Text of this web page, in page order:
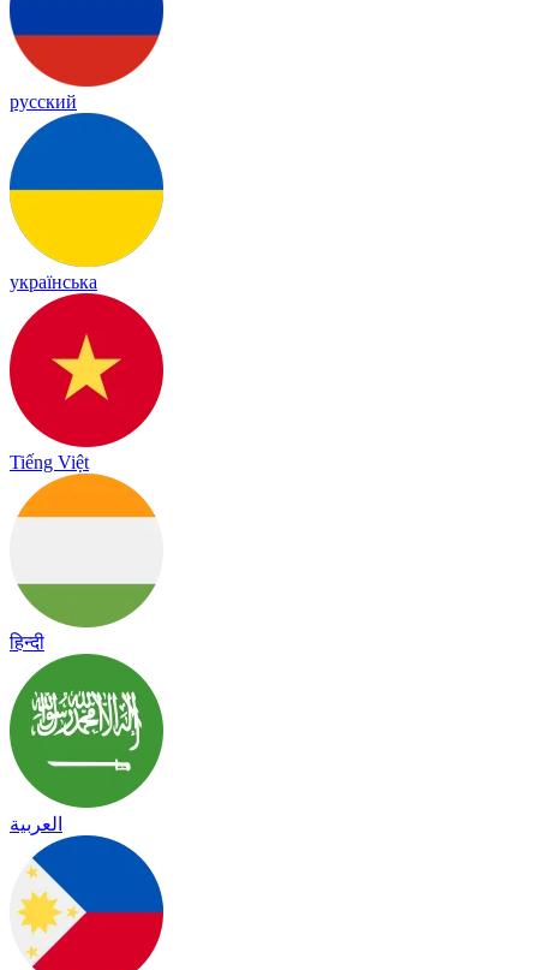
русский
українська
Tiếng Việt
हिन्दी
العربية